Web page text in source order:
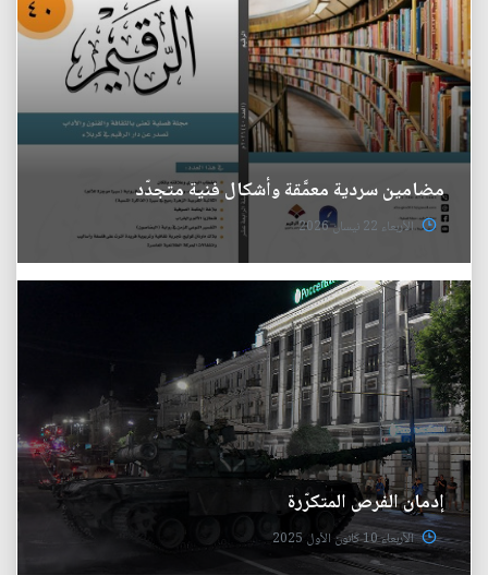
مضامين سردية معمَّقة وأشكال فنية متجدّد
الأربعاء 22 نيسان 2026
إدمان الفرص المتكرّرة
الأربعاء 10 كانون الأول 2025